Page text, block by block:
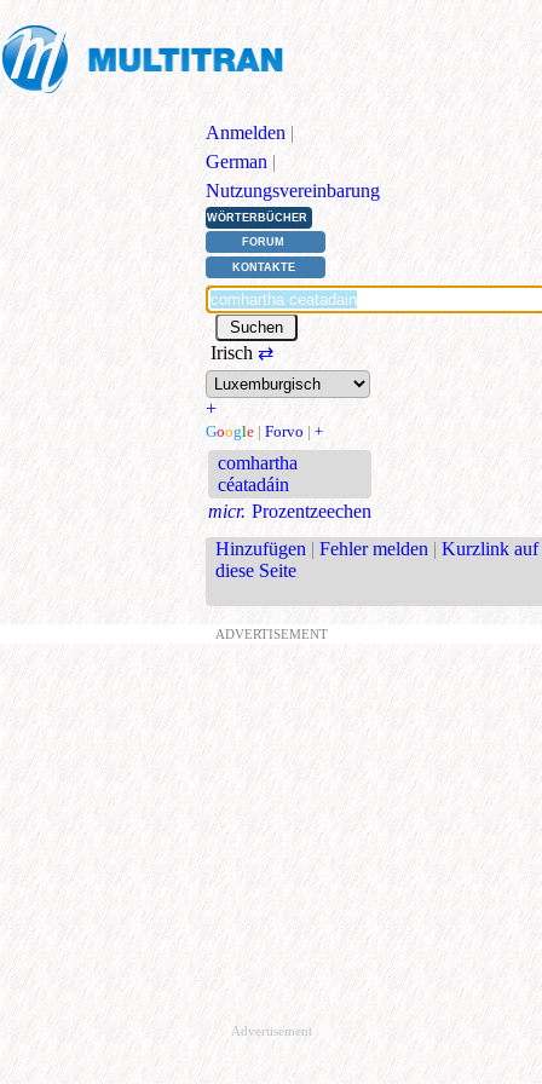
Anmelden |
German |
Nutzungsvereinbarung
WÖRTERBÜCHER
FORUM
KONTAKTE
Irisch ⇄
+
Google | Forvo | +
comhartha
céatadáin
micr. Prozentzeechen
Hinzufügen | Fehler melden | Kurzlink auf
diese Seite
ADVERTISEMENT
Advertisement